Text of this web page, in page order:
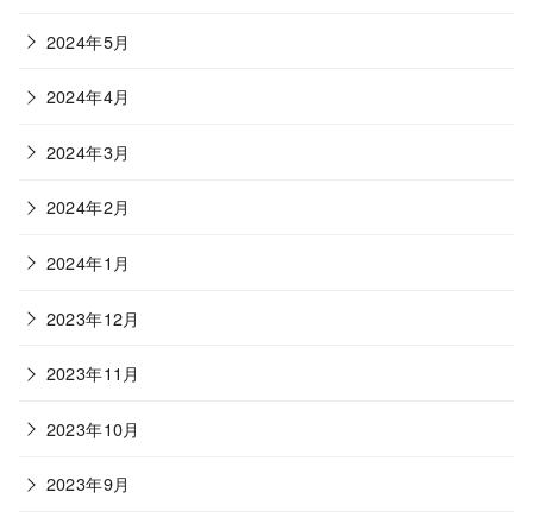
2024年5月
2024年4月
2024年3月
2024年2月
2024年1月
2023年12月
2023年11月
2023年10月
2023年9月